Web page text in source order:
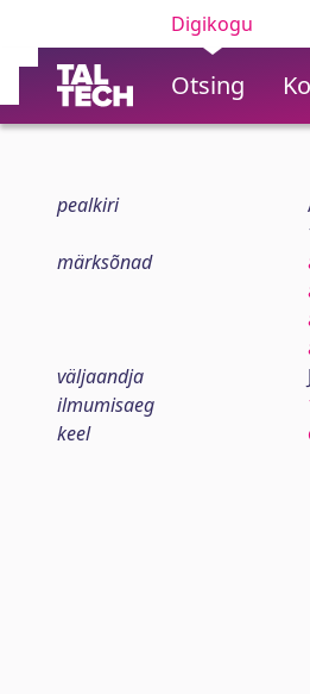
Digikogu
Otsing
pealkiri
märksõnad
väljaandja
ilmumisaeg
keel